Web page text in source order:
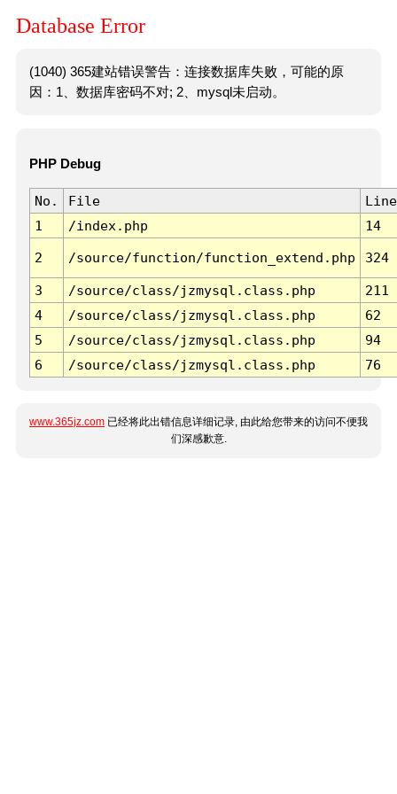
Database Error
(1040) 365建站错误警告：连接数据库失败，可能的原
因：1、数据库密码不对; 2、mysql未启动。
PHP Debug
No. File
Line
1
/index.php 14
2 /source/function/function_extend.php 324
3 /source/class/jzmysql.class.php
211
4
/source/class/jzmysql.class.php
62
5
/source/class/jzmysql.class.php
94
6
/source/class/jzmysql.class.php 76
www.365jz.com 已经将此出错信息详细记录, 由此给您带来的访问不便我
们深感歉意.